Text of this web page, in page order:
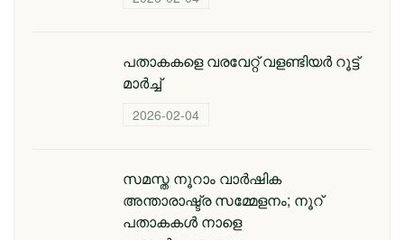
പതാകകളെ വരവേറ്റ് വളണ്ടിയർ റൂട്ട്
മാർച്ച്
2026-02-04
സമസ്ത നൂറാം വാര്‍ഷിക
അന്താരാഷ്ട്ര സമ്മേളനം; നൂറ്
പതാകകള്‍ നാളെ